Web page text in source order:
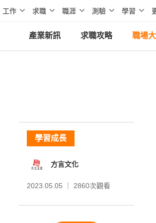
工作 求職 職涯 測驗 學習
產業新訊 求職攻略 職場
學習成長
方言文化
2023.05.05 ｜ 2860次觀看